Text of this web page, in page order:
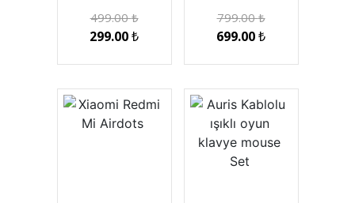
499.00₺
299.00₺
799.00₺
699.00₺